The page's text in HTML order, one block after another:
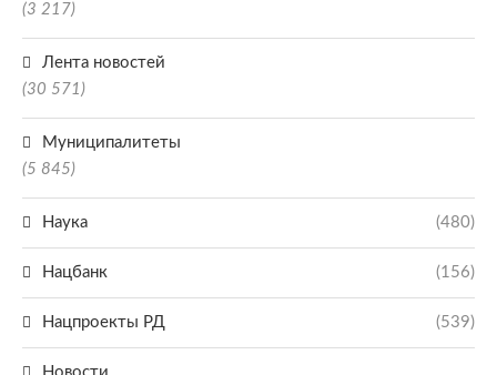
(3 217)
Лента новостей
(30 571)
Муниципалитеты
(5 845)
Наука (480)
Нацбанк (156)
Нацпроекты РД (539)